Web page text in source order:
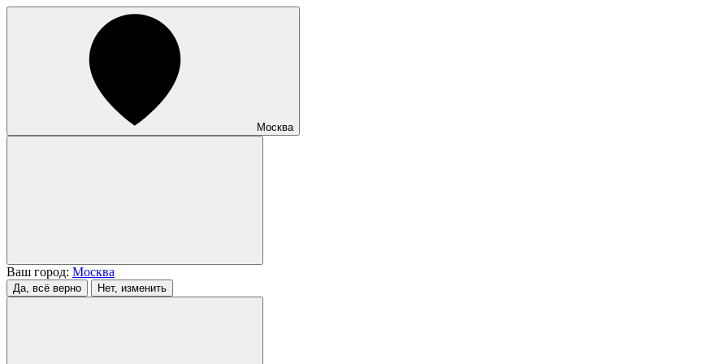
Москва
Ваш город: Москва
Да, всё верно Нет, изменить